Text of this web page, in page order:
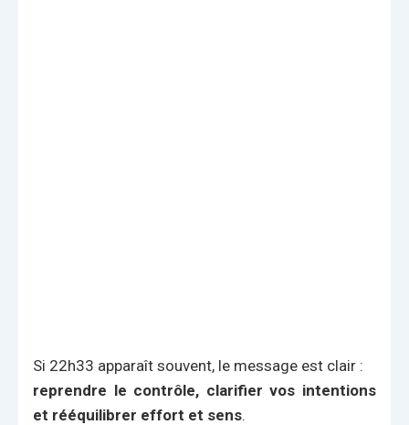
Si 22h33 apparaît souvent, le message est clair :
reprendre le contrôle, clarifier vos intentions
et rééquilibrer effort et sens.